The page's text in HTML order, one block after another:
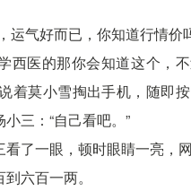
运气好而已，你知道行情价
西医的那你会知道这个，
着莫小雪掏出手机，随即
三：“自己看吧。”
看了一眼，顿时眼睛一亮，
六百一两。